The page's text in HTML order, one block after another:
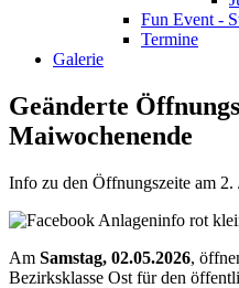
Fun Event -
Termine
Galerie
Geänderte
Maiwochenende
Info zu den Öffnungszeite am
Am Samstag, 02.05.2026,
Bezirksklasse Ost für den